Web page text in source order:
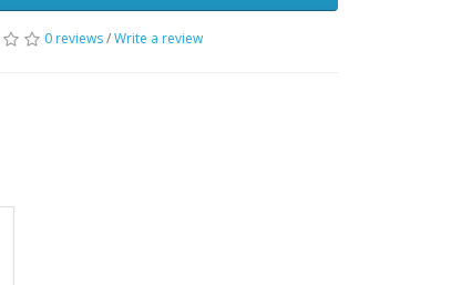
0 reviews/Write a review